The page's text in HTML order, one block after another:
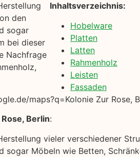
den
sogar
bei dieser
Nachfrage
Inhaltsverzeichnis:
Hobelware
Platten
Latten
Rahmenholz
Leisten
Fassaden
maps?q=Kolonie Zur Rose,
Berlin:
vieler verschiedener
sogar Möbeln wie Betten,